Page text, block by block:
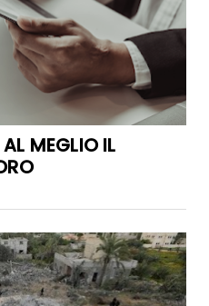
MEGLIO IL